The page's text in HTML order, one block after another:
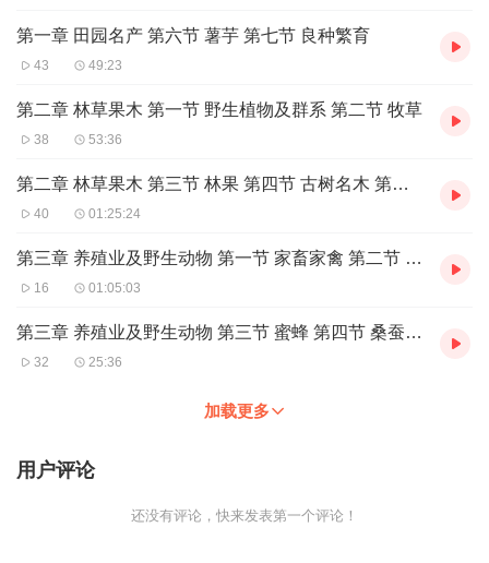
第一章 田园名产 第六节 薯芋 第七节 良种繁育
43 49:23
第二章 林草果木 第一节 野生植物及群系 第二节 牧草
38 53:36
第二章 林草果木 第三节 林果 第四节 古树名木 第五节 花卉
40 01:25:24
第三章 养殖业及野生动物 第一节 家畜家禽 第二节 饲料
16 01:05:03
第三章 养殖业及野生动物 第三节 蜜蜂 第四节 桑蚕 第五节 水产品 第六节 野生动物
32 25:36
加载更多
用户评论
还没有评论，快来发表第一个评论！